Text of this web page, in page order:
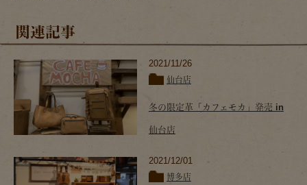
関連記事
2021/11/26
仙台店
冬の限定革「カフェモカ」発売 in
仙台店
2021/12/01
博多店